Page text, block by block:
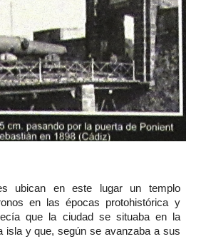
ubican en este lugar un templo
en las épocas protohistórica y
que la ciudad se situaba en la
isla y que, según se avanzaba a sus